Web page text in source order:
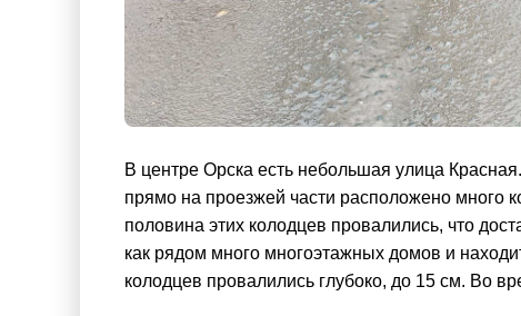
В центре Орска есть небольшая улица
прямо на проезжей части расположено много
половина этих колодцев провалились, что
как рядом много многоэтажных домов и
колодцев провалились глубоко, до 15 см. Во